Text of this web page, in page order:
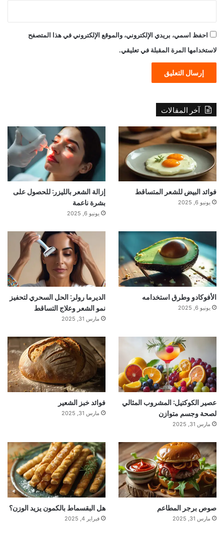
احفظ اسمي، بريدي الإلكتروني، والموقع الإلكتروني في هذا المتصفح
لاستخدامها المرة المقبلة في تعليقي.
آخر المقالات
فوائد البيض للشعر المتساقط
يونيو 6, 2025
إزالة الشعر بالليزر: للحصول على
بشرة ناعمة
يونيو 6, 2025
الأفوكادو وطرق استخدامه
يونيو 6, 2025
الديرما رولر: الحل السحري لتحفيز
نمو الشعر وعلاج التساقط
مارس 31, 2025
عصير الكوكتيل: المشروب المثالي
لصحة وجسم متوازن
مارس 31, 2025
فوائد خبز الشعير
مارس 31, 2025
صوص برجر المطاعم
مارس 31, 2025
هل البقسماط بالكمون يزيد الوزن؟
فبراير 4, 2025